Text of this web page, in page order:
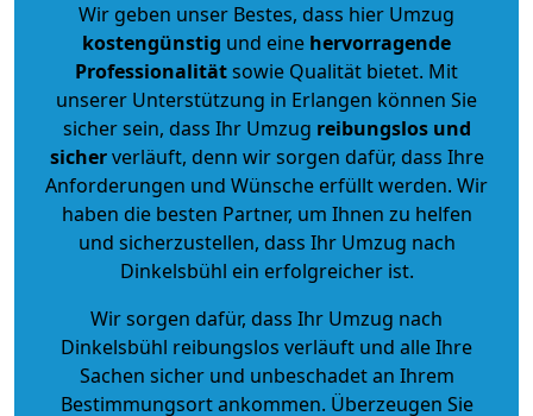
Wir geben unser Bestes, dass hier Umzug
kostengünstig und eine hervorragende
Professionalitätsowie Qualität bietet. Mit
unserer Unterstützung in Erlangen können Sie
sicher sein, dass Ihr Umzug reibungslos und
sicherverläuft, denn wir sorgen dafür, dass Ihre
Anforderungen und Wünsche erfüllt werden. Wir
haben die besten Partner, um Ihnen zu helfen
und sicherzustellen, dass Ihr Umzug nach
Dinkelsbühl ein erfolgreicher ist.
Wir sorgen dafür, dass Ihr Umzug nach
Dinkelsbühl reibungslos verläuft und alle Ihre
Sachen sicher und unbeschadet an Ihrem
Bestimmungsort ankommen. Überzeugen Sie